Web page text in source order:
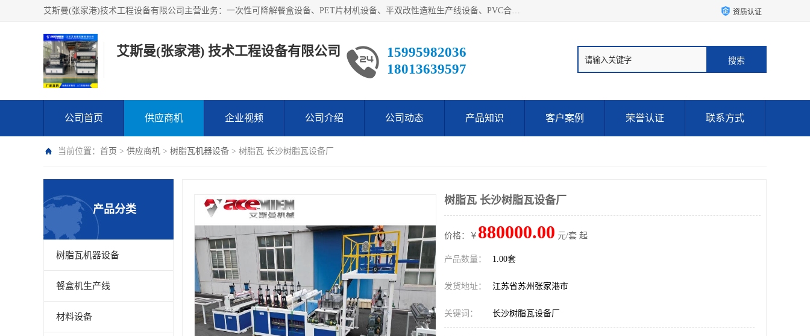
艾斯曼(张家港)技术工程设备有限公司主营业务：一次性可降解餐盒设备、PET片材机设备、平双改性造粒生产线设备、PVC合成树脂瓦设备、PP中空建筑模板设备、PVC管材设备等。成立至今，在国内我们的产品已经销售到全国所有省份，拥有多家客户，在国外产品出口到五十多个国家和地区。 资质认证
艾斯曼(张家港) 技术工程设备有限公司
15995982036
18013639597
公司首页 供应商机 企业视频 公司介绍 公司动态 产品知识 客户案例 荣誉认证 联系方式
当前位置： 首页 > 供应商机 > 树脂瓦机器设备 > 树脂瓦 长沙树脂瓦设备厂
产品分类
树脂瓦机器设备
餐盒机生产线
材料设备
树脂瓦 长沙树脂瓦设备厂
价格：￥ 880000.00 元/套 起
产品数量： 1.00套
发货地址： 江苏省苏州张家港市
关键词： 长沙树脂瓦设备厂